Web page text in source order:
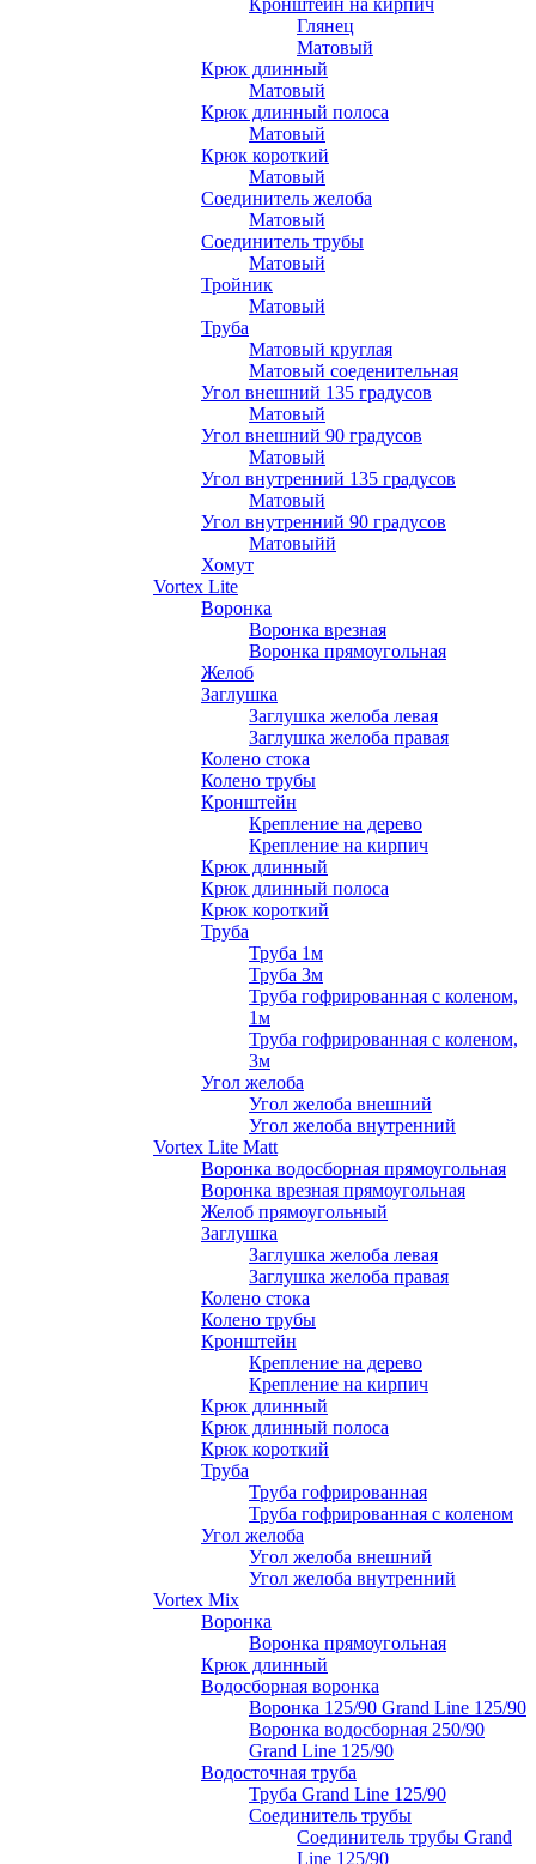
Кронштейн на кирпич
Глянец
Матовый
Крюк длинный
Матовый
Крюк длинный полоса
Матовый
Крюк короткий
Матовый
Соединитель желоба
Матовый
Соединитель трубы
Матовый
Тройник
Матовый
Труба
Матовый круглая
Матовый соеденительная
Угол внешний 135 градусов
Матовый
Угол внешний 90 градусов
Матовый
Угол внутренний 135 градусов
Матовый
Угол внутренний 90 градусов
Матовыйй
Хомут
Vortex Lite
Воронка
Воронка врезная
Воронка прямоугольная
Желоб
Заглушка
Заглушка желоба левая
Заглушка желоба правая
Колено стока
Колено трубы
Кронштейн
Крепление на дерево
Крепление на кирпич
Крюк длинный
Крюк длинный полоса
Крюк короткий
Труба
Труба 1м
Труба 3м
Труба гофрированная с коленом,
1м
Труба гофрированная с коленом,
3м
Угол желоба
Угол желоба внешний
Угол желоба внутренний
Vortex Lite Matt
Воронка водосборная прямоугольная
Воронка врезная прямоугольная
Желоб прямоугольный
Заглушка
Заглушка желоба левая
Заглушка желоба правая
Колено стока
Колено трубы
Кронштейн
Крепление на дерево
Крепление на кирпич
Крюк длинный
Крюк длинный полоса
Крюк короткий
Труба
Труба гофрированная
Труба гофрированная с коленом
Угол желоба
Угол желоба внешний
Угол желоба внутренний
Vortex Mix
Воронка
Воронка прямоугольная
Крюк длинный
Водосборная воронка
Воронка 125/90 Grand Line 125/90
Воронка водосборная 250/90
Grand Line 125/90
Водосточная труба
Труба Grand Line 125/90
Соединитель трубы
Соединитель трубы Grand
Line 125/90